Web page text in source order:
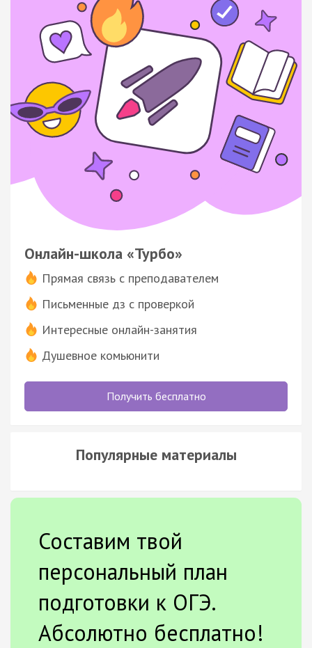
Онлайн-школа «Турбо»
Прямая связь с преподавателем
Письменные дз с проверкой
Интересные онлайн-занятия
Душевное комьюнити
Получить бесплатно
Популярные материалы
Составим твой
персональный план
подготовки к ОГЭ.
Абсолютно бесплатно!